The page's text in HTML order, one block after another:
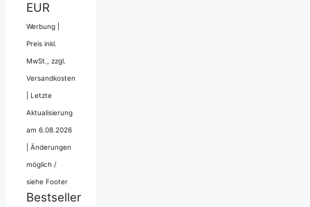
EUR
Werbung |
Preis inkl.
MwSt., zzgl.
Versandkosten
Letzte
Aktualisierung
am 6.08.2026
Änderungen
möglich /
siehe Footer
Bestseller